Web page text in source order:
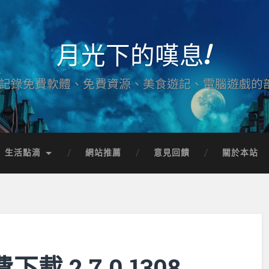
月光下的嘆息!
錄免費軟體、免費資源、美食遊記、電腦遊戲的
生活點滴 網站推薦 意見回饋 關於本站